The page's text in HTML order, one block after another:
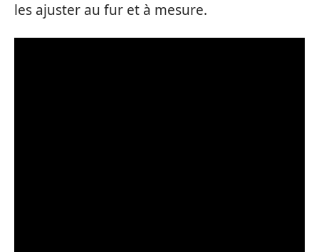
les ajuster au fur et à mesure.